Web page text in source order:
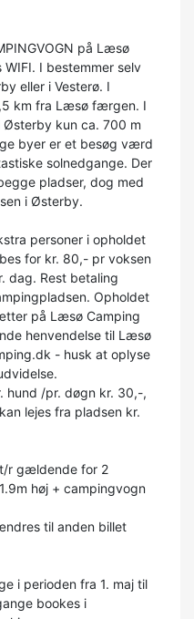
på Læsø
I bestemmer selv
eller i Vesterø. I
km fra Læsø færgen. I
kun ca. 700 m
byer er et besøg værd
solnedgange. Der
pladser, dog med
i Østerby.
personer i opholdet
for kr. 80,- pr voksen
dag. Rest betaling
Opholdet
på Læsø Camping
henvendelse til Læsø
- husk at oplyse
hund /pr. døgn kr. 30,-,
lejes fra pladsen kr.
r gældende for 2
høj + campingvogn
til anden billet
i perioden fra 1. maj til
bookes i